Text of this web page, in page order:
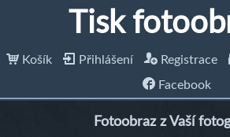
Tisk
Košík Přihlášení Registrace
Facebook
Fotoobraz z Vaší